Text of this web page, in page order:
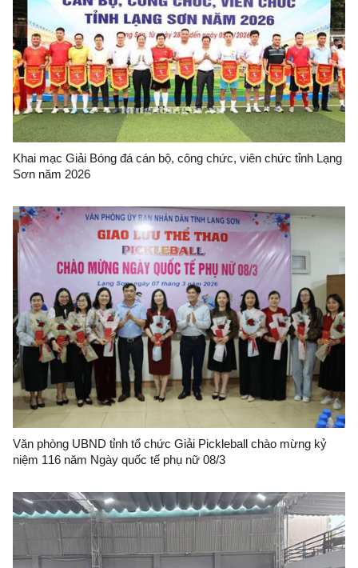
Khai mạc Giải Bóng đá cán bộ, công chức, viên chức tỉnh Lạng
Sơn năm 2026
Văn phòng UBND tỉnh tổ chức Giải Pickleball chào mừng kỷ
niệm 116 năm Ngày quốc tế phụ nữ 08/3